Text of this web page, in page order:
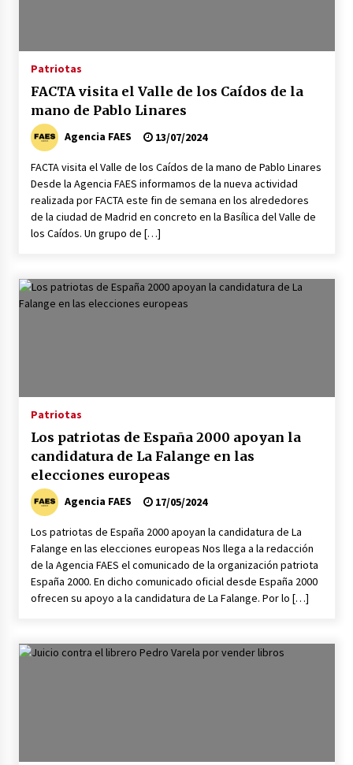
Patriotas
FACTA visita el Valle de los Caídos de la
mano de Pablo Linares
Agencia FAES 13/07/2024
FACTA visita el Valle de los Caídos de la mano de Pablo Linares
Desde la Agencia FAES informamos de la nueva actividad
realizada por FACTA este fin de semana en los alrededores
de la ciudad de Madrid en concreto en la Basílica del Valle de
los Caídos. Un grupo de […]
Patriotas
Los patriotas de España 2000 apoyan la
candidatura de La Falange en las
elecciones europeas
Agencia FAES 17/05/2024
Los patriotas de España 2000 apoyan la candidatura de La
Falange en las elecciones europeas Nos llega a la redacción
de la Agencia FAES el comunicado de la organización patriota
España 2000. En dicho comunicado oficial desde España 2000
ofrecen su apoyo a la candidatura de La Falange. Por lo […]